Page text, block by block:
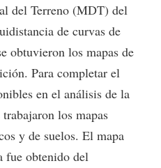
del Terreno (MDT) del
de curvas de
obtuvieron los mapas de
Para completar el
en el análisis de la
los mapas
y de suelos. El mapa
fue obtenido del